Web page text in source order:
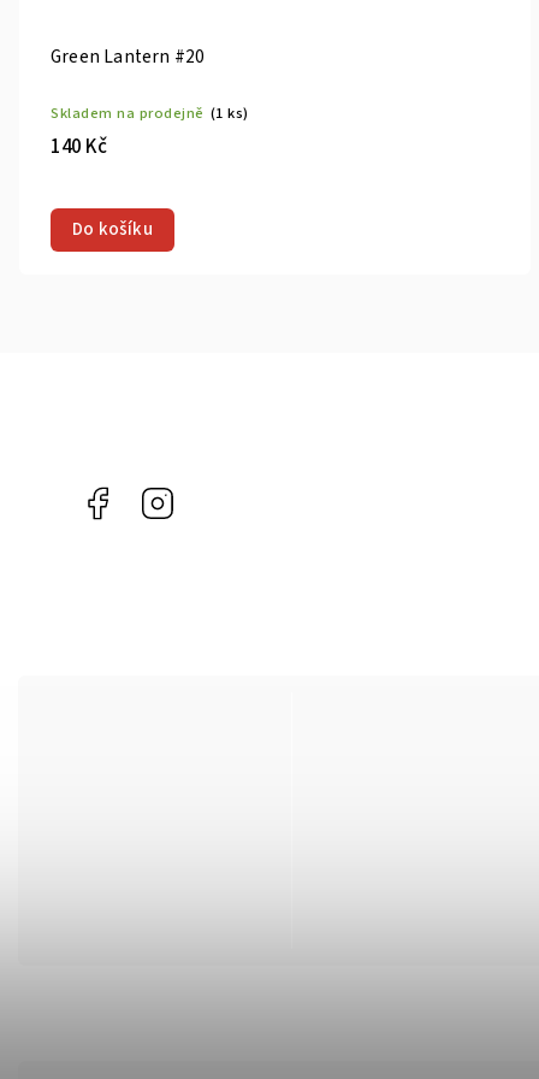
Green Lantern #23
Skladem na prodejně (1 ks)
165 Kč
Do košíku
Facebook